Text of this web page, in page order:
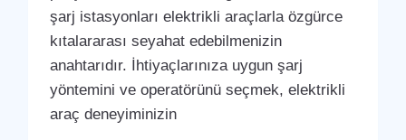
şarj istasyonları elektrikli araçlarla özgürce
kıtalararası seyahat edebilmenizin
anahtarıdır. İhtiyaçlarınıza uygun şarj
yöntemini ve operatörünü seçmek, elektrikli
araç deneyiminizin